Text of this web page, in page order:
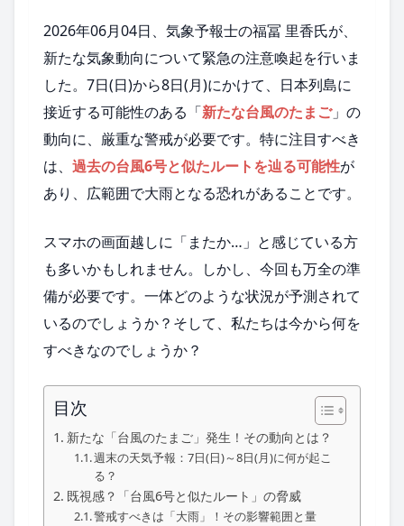
2026年06月04日、気象予報士の福冨 里香氏が、
新たな気象動向について緊急の注意喚起を行いま
した。7日(日)から8日(月)にかけて、日本列島に
接近する可能性のある「新たな台風のたまご」の
動向に、厳重な警戒が必要です。特に注目すべき
は、 過去の台風6号と似たルートを辿る可能性が
あり、広範囲で大雨となる恐れがあることです。
スマホの画面越しに「またか…」と感じている方
も多いかもしれません。しかし、今回も万全の準
備が必要です。一体どのような状況が予測されて
いるのでしょうか？そして、私たちは今から何を
すべきなのでしょうか？
目次
新たな「台風のたまご」発生！その動向とは？
週末の天気予報：7日(日)～8日(月)に何が起こ
る？
既視感？「台風6号と似たルート」の脅威
警戒すべきは「大雨」！その影響範囲と量